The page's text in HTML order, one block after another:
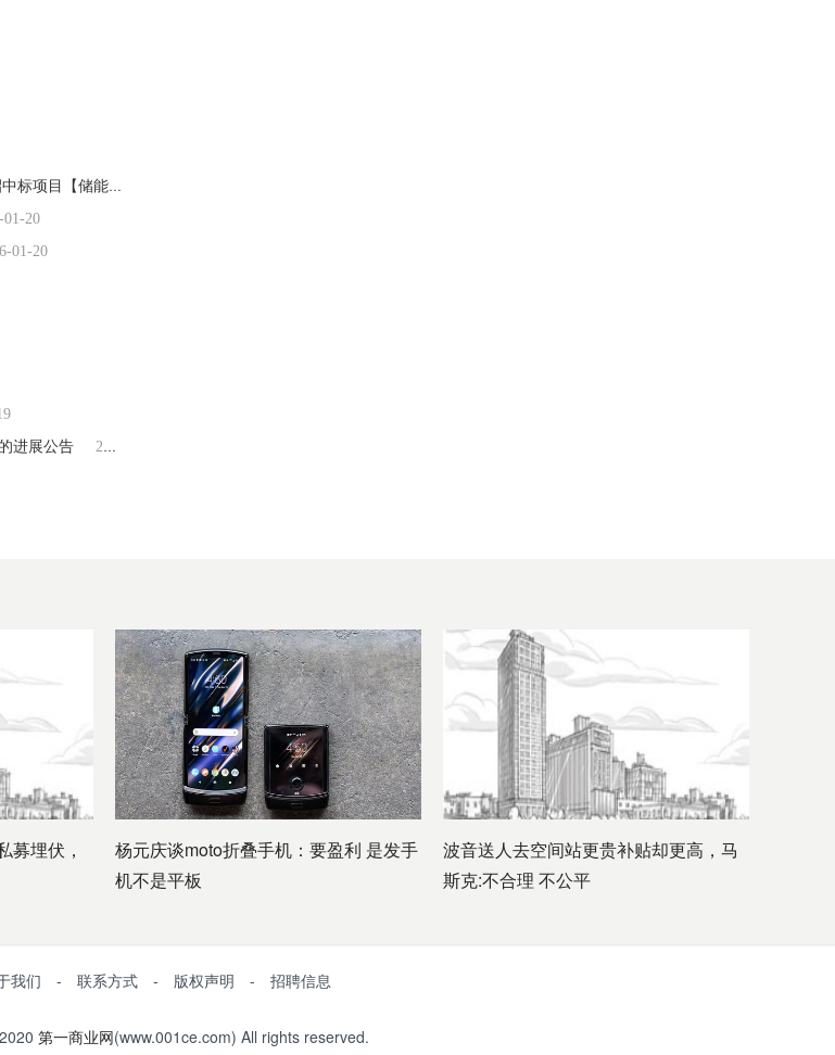
价格走势：2h系统均价0.4965元/Wh、2hEPC均价1.18元/Wh；本周21GWh储能招中标项目【储能·周分析】
01-20
01-20
进展公告
2026-01-19
募埋伏，
杨元庆谈moto折叠手机：要盈利 是发手
机不是平板
波音送人去空间站更贵补贴却更高，马
斯克:不合理 不公平
我们 - 联系方式 - 版权声明 - 招聘信息
第一商业网(www.001ce.com) All rights reserved.